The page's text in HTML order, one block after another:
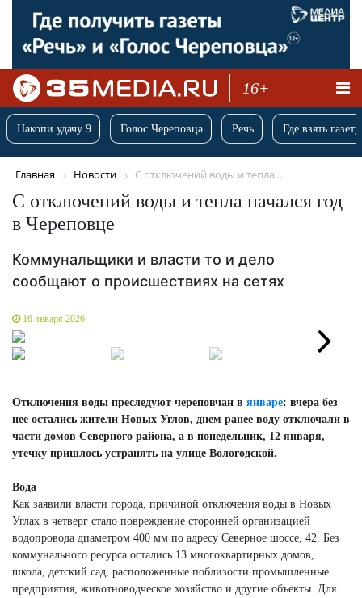
16+
Накопи удачу 9 Голос Череповца Речь Где взять
Главная Новости С отключений воды и тепла...
С отключений воды и тепла начался год
в Череповце
Коммунальщики и власти то и дело
сообщают о происшествиях на сетях
16 января 2026
Отключения воды преследуют череповчан в январе: вчера без
нее остались жители Новых Углов, днем ранее воду отключали в
части домов Северного района, а в понедельник, 12 января,
утечку пришлось устранять на улице Вологодской.
Вода
Как заявили власти города, причиной отключения воды в Новых
Углах в четверг стало повреждение сторонней организацией
водопровода диаметром 400 мм по адресу Северное шоссе, 42. Без
коммунального ресурса остались 13 многоквартирных домов,
школа, детский сад, расположенные поблизости промышленные
предприятия, животноводческое хозяйство и другие объекты. Для